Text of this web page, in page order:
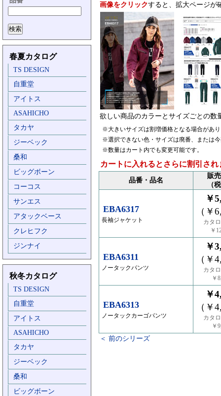
春夏カタログ
TS DESIGN
自重堂
アイトス
ASAHICHO
タカヤ
ジーベック
桑和
ビッグボーン
コーコス
サンエス
アタックベース
クレヒフク
ジンナイ
秋冬カタログ
TS DESIGN
自重堂
アイトス
ASAHICHO
タカヤ
ジーベック
桑和
ビッグボーン
画像をクリックすると、拡大ページが
欲しい商品のカラーとサイズごとの数
※大きいサイズは割増価格となる場合があ
※選択できない色・サイズは廃番、または
※数量はカート内でも変更可能です。
カートに入れるとさらに割引され
品番・品名
販
（
EBA6317
長袖ジャケット
￥
（￥
カタ
￥
EBA6311
ノータックパンツ
￥
（￥
カタ
￥
EBA6313
ノータックカーゴパンツ
￥
（￥
カタ
￥
＜ 前のシリーズ